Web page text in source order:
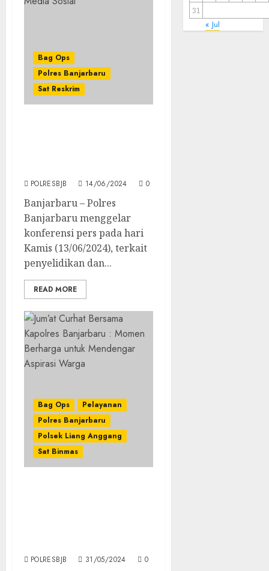
Bag Ops
Polres Banjarbaru
Sat Reskrim
POLRESBJB 14/06/2024 0
Banjarbaru – Polres
Banjarbaru menggelar
konferensi pers pada hari
Kamis (13/06/2024), terkait
penyelidikan dan...
READ MORE
Bag Ops
Pelayanan
Polres Banjarbaru
Polsek Liang Anggang
Sat Binmas
POLRESBJB 31/05/2024 0
31
« Jul